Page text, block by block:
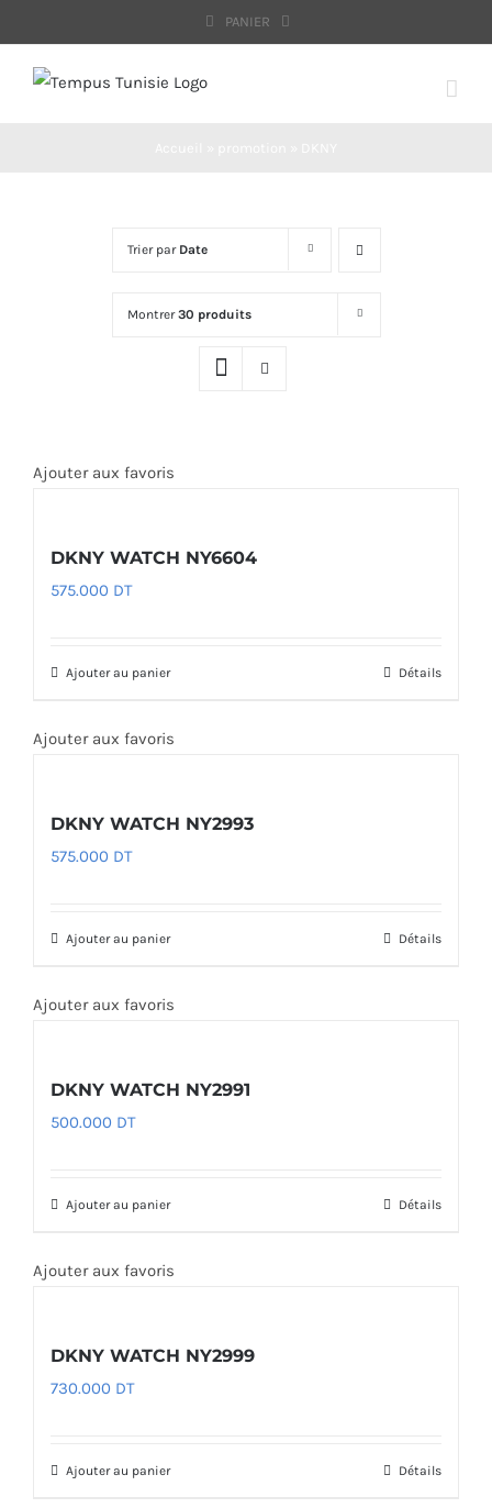
au
contenu
PANIER
Trier par Date
Montrer30 produits
Ajouter aux favoris
DKNY WATCH NY6604
575.000 DT
Ajouter au panier Détails
Ajouter aux favoris
DKNY WATCH NY2993
575.000 DT
Ajouter au panier Détails
Ajouter aux favoris
DKNY WATCH NY2991
500.000 DT
Ajouter au panier Détails
Ajouter aux favoris
DKNY WATCH NY2999
730.000 DT
Ajouter au panier Détails